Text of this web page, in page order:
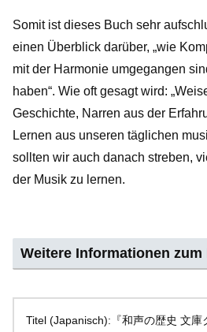
Somit ist dieses Buch sehr
einen Überblick darüber, „wie
mit der Harmonie umgegangen
haben“. Wie oft gesagt wird:
Geschichte, Narren aus der
Lernen aus unseren täglichen
sollten wir auch danach streben,
der Musik zu lernen.
Weitere Informationen zum
Titel (Japanisch):『和声の歴史 文庫